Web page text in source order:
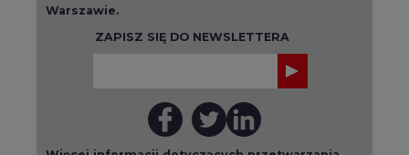
Warszawie.
ZAPISZ SIĘ DO NEWSLETTERA